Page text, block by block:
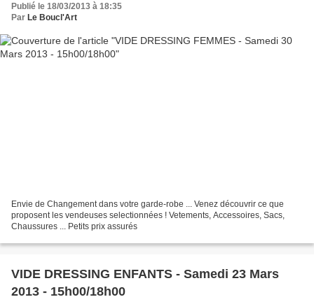
Publié le 18/03/2013 à 18:35
Par Le Boucl'Art
Envie de Changement dans votre garde-robe ... Venez découvrir ce que
proposent les vendeuses selectionnées ! Vetements, Accessoires, Sacs,
Chaussures ... Petits prix assurés
VIDE DRESSING ENFANTS - Samedi 23 Mars
2013 - 15h00/18h00